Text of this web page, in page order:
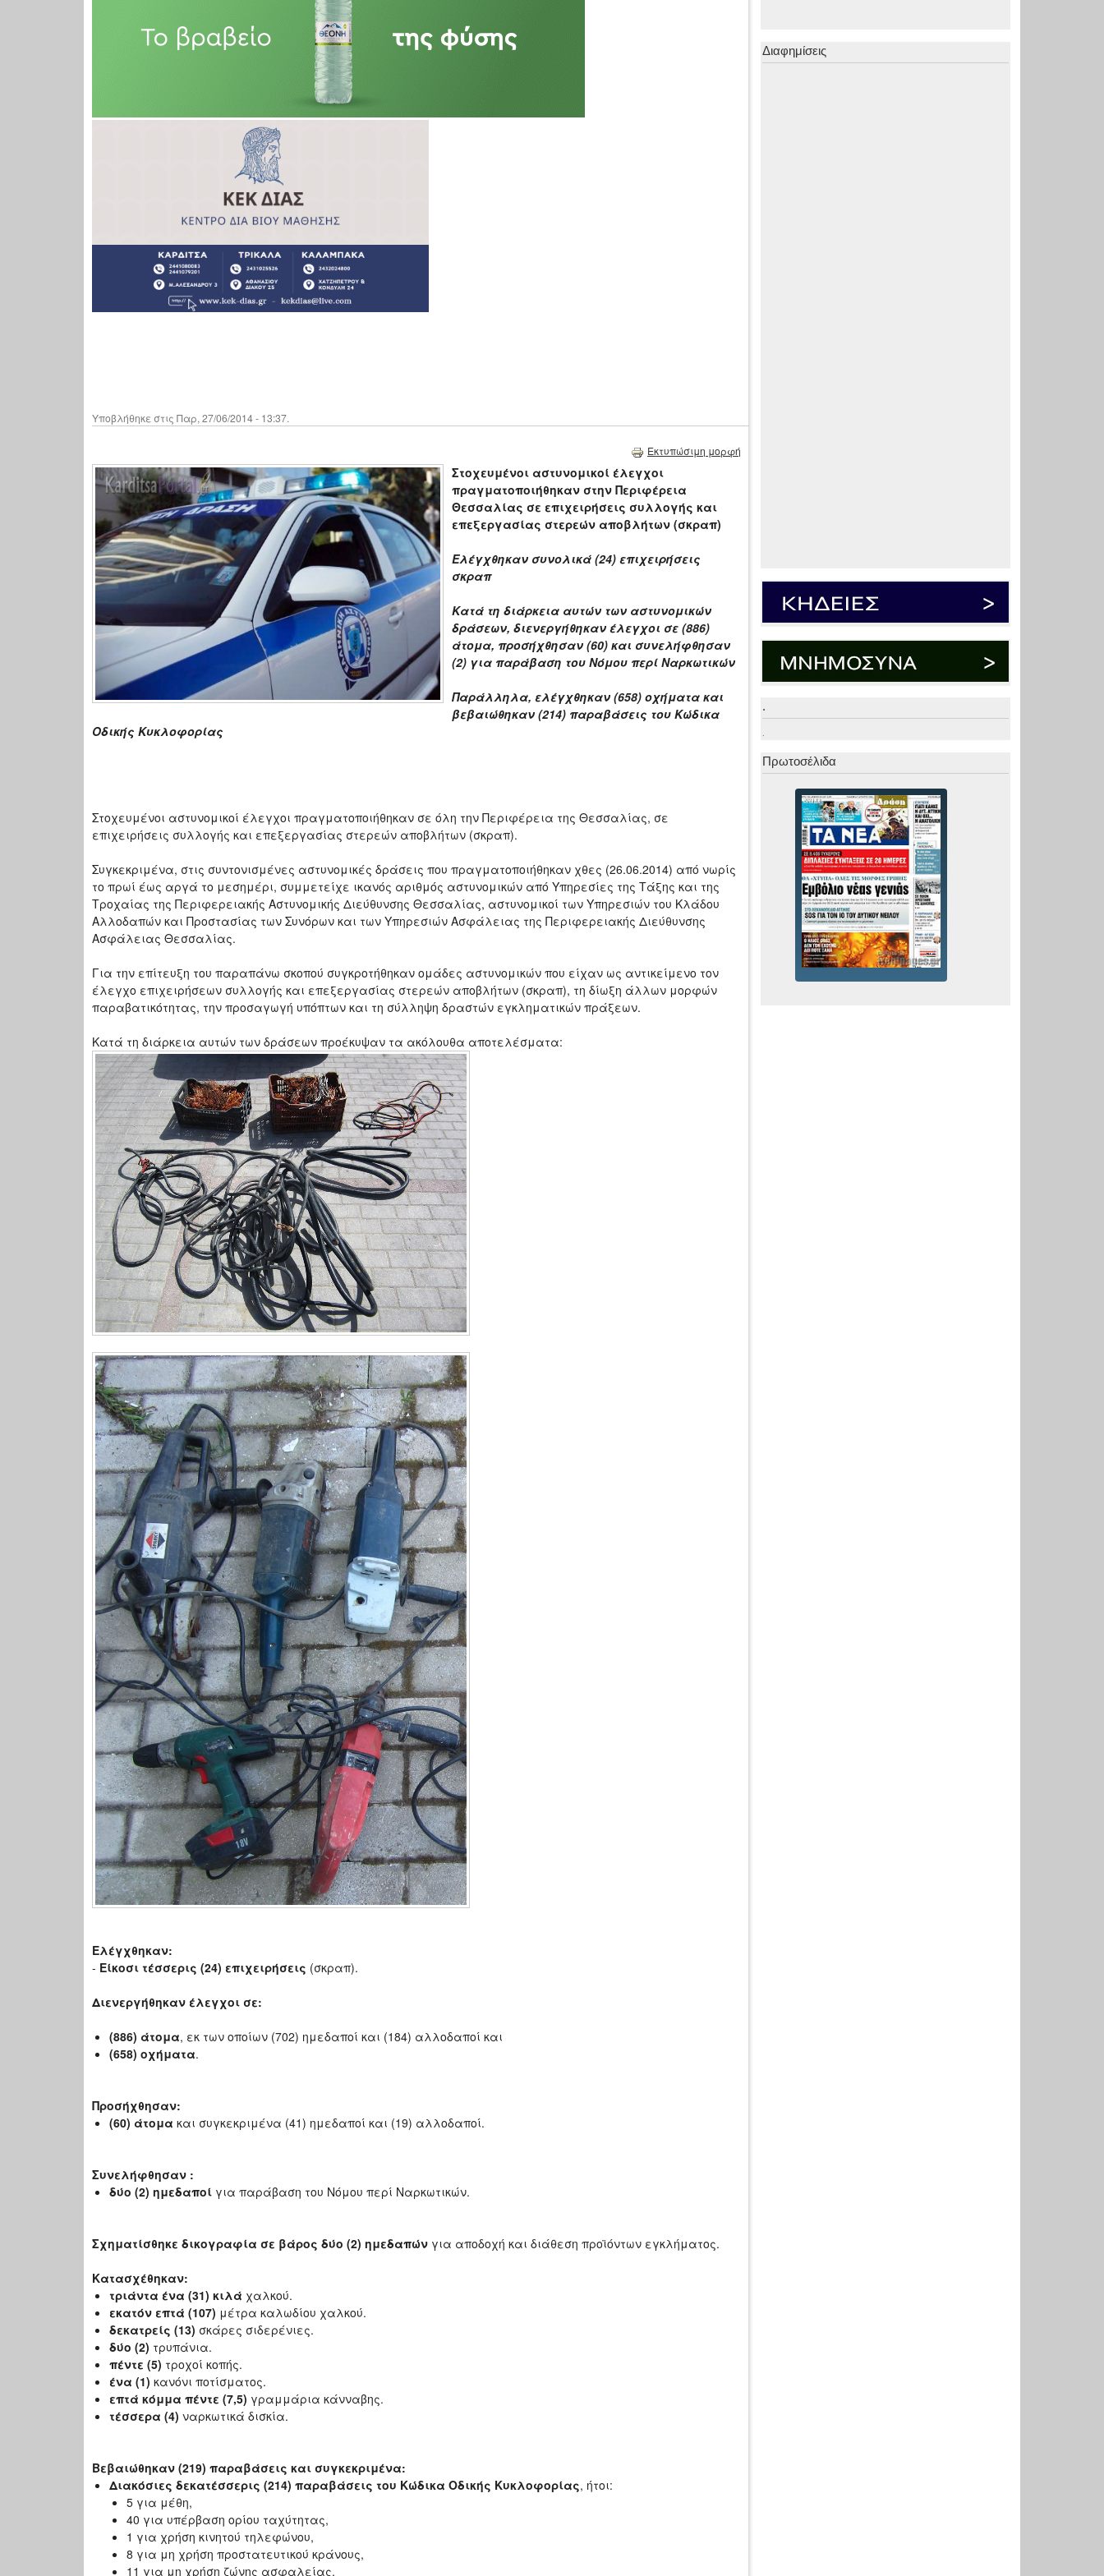
Υποβλήθηκε στις Παρ, 27/06/2014 - 13:37.
Εκτυπώσιμη μορφή
Στοχευμένοι αστυνομικοί έλεγχοι
πραγματοποιήθηκαν στην Περιφέρεια
Θεσσαλίας σε επιχειρήσεις συλλογής και
επεξεργασίας στερεών αποβλήτων (σκραπ)
Ελέγχθηκαν συνολικά (24) επιχειρήσεις
σκραπ
Κατά τη διάρκεια αυτών των αστυνομικών
δράσεων, διενεργήθηκαν έλεγχοι σε (886)
άτομα, προσήχθησαν (60) και συνελήφθησαν
(2) για παράβαση του Νόμου περί Ναρκωτικών
Παράλληλα, ελέγχθηκαν (658) οχήματα και
βεβαιώθηκαν (214) παραβάσεις του Κώδικα
Οδικής Κυκλοφορίας
Στοχευμένοι αστυνομικοί έλεγχοι πραγματοποιήθηκαν σε όλη την Περιφέρεια της Θεσσαλίας, σε
επιχειρήσεις συλλογής και επεξεργασίας στερεών αποβλήτων (σκραπ).
Συγκεκριμένα, στις συντονισμένες αστυνομικές δράσεις που πραγματοποιήθηκαν χθες (26.06.2014) από νωρίς
το πρωί έως αργά το μεσημέρι, συμμετείχε ικανός αριθμός αστυνομικών από Υπηρεσίες της Τάξης και της
Τροχαίας της Περιφερειακής Αστυνομικής Διεύθυνσης Θεσσαλίας, αστυνομικοί των Υπηρεσιών του Κλάδου
Αλλοδαπών και Προστασίας των Συνόρων και των Υπηρεσιών Ασφάλειας της Περιφερειακής Διεύθυνσης
Ασφάλειας Θεσσαλίας.
Για την επίτευξη του παραπάνω σκοπού συγκροτήθηκαν ομάδες αστυνομικών που είχαν ως αντικείμενο τον
έλεγχο επιχειρήσεων συλλογής και επεξεργασίας στερεών αποβλήτων (σκραπ), τη δίωξη άλλων μορφών
παραβατικότητας, την προσαγωγή υπόπτων και τη σύλληψη δραστών εγκληματικών πράξεων.
Κατά τη διάρκεια αυτών των δράσεων προέκυψαν τα ακόλουθα αποτελέσματα:
Ελέγχθηκαν:
- Είκοσι τέσσερις (24) επιχειρήσεις (σκραπ).
Διενεργήθηκαν έλεγχοι σε:
(886) άτομα, εκ των οποίων (702) ημεδαποί και (184) αλλοδαποί και
(658) οχήματα.
Προσήχθησαν:
(60) άτομα και συγκεκριμένα (41) ημεδαποί και (19) αλλοδαποί.
Συνελήφθησαν :
δύο (2) ημεδαποί για παράβαση του Νόμου περί Ναρκωτικών.
Σχηματίσθηκε δικογραφία σε βάρος δύο (2) ημεδαπών για αποδοχή και διάθεση προϊόντων εγκλήματος.
Κατασχέθηκαν:
τριάντα ένα (31) κιλά χαλκού.
εκατόν επτά (107) μέτρα καλωδίου χαλκού.
δεκατρείς (13) σκάρες σιδερένιες.
δύο (2) τρυπάνια.
πέντε (5) τροχοί κοπής.
ένα (1) κανόνι ποτίσματος.
επτά κόμμα πέντε (7,5) γραμμάρια κάνναβης.
τέσσερα (4) ναρκωτικά δισκία.
Βεβαιώθηκαν (219) παραβάσεις και συγκεκριμένα:
Διακόσιες δεκατέσσερις (214) παραβάσεις του Κώδικα Οδικής Κυκλοφορίας, ήτοι:
5 για μέθη,
40 για υπέρβαση ορίου ταχύτητας,
1 για χρήση κινητού τηλεφώνου,
8 για μη χρήση προστατευτικού κράνους,
11 για μη χρήση ζώνης ασφαλείας,
Διαφημίσεις
.
.
Πρωτοσέλιδα